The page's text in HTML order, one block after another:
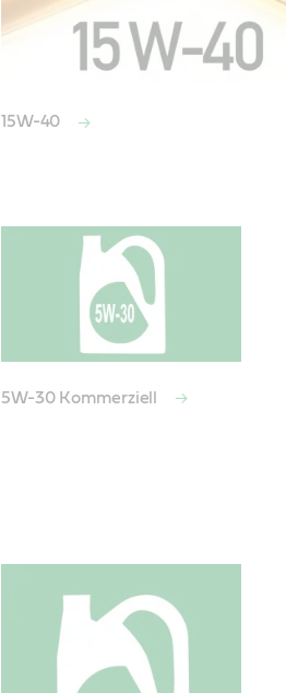
15W-40
5W-30 Kommerziell